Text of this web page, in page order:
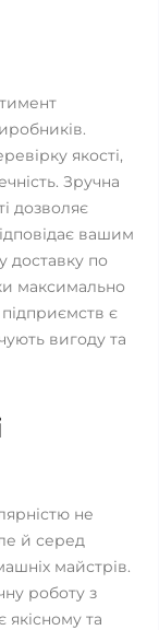
якості,
Зручна
дозволяє
вашим
доставку по
максимально
є
вигоду та
не
й серед
майстрів.
роботу з
та